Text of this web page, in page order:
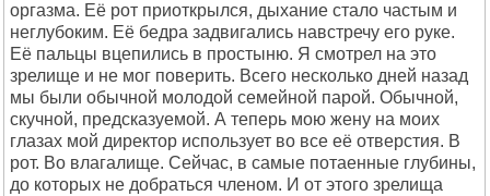
оргазма. Её рот приоткрылся, дыхание стало частым и
неглубоким. Её бедра задвигались навстречу его руке.
Её пальцы вцепились в простыню. Я смотрел на это
зрелище и не мог поверить. Всего несколько дней назад
мы были обычной молодой семейной парой. Обычной,
скучной, предсказуемой. А теперь мою жену на моих
глазах мой директор использует во все её отверстия. В
рот. Во влагалище. Сейчас, в самые потаенные глубины,
до которых не добраться членом. И от этого зрелища